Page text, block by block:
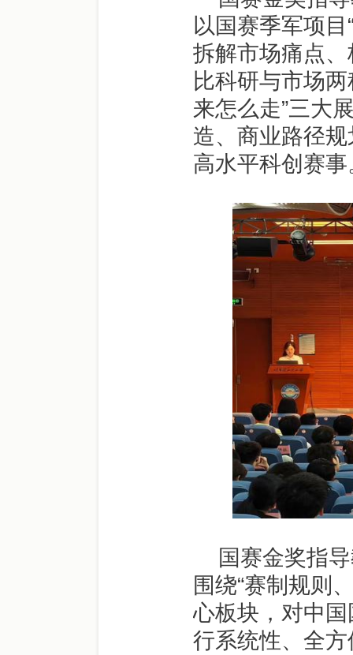
以国赛季军项
拆解市场痛点
比科研与市场
来怎么走”三大
造、商业路径
高水平科创赛事
国赛金奖指
围绕“赛制规则
心板块，对中
行系统性、全